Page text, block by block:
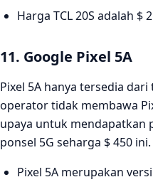
Harga TCL 20S adalah $
11. Google Pixel 5A
Pixel 5A hanya tersedia
operator tidak membawa
upaya untuk mendapatkan
ponsel 5G seharga $ 450 ini.
Pixel 5A merupakan